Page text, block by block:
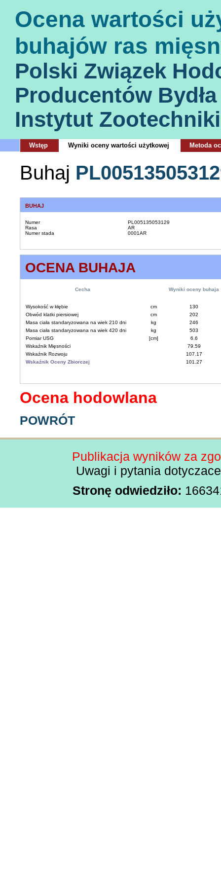
Ocena wartości
buhajów ras
Polski Związek
Producentów
Instytut
Wstęp Wyniki oceny wartości użytkowej Metoda
Buhaj
BUHAJ
Numer
PL005135053129
Rasa
AR
Numer stada
0001AR
OCENA BUHAJA
Cecha Wyniki oceny buhaja
Wysokość w kłębie cm
130
Obwód klatki piersiowej
cm
202
Masa ciała standaryzowana na wiek 210 dni
kg
246
Masa ciała standaryzowana na wiek 420 dni
kg
503
Pomiar USG
[cm]
6.6
Wskaźnik Mięsności
79.59
Wskaźnik Rozwoju
107.17
Wskaźnik Oceny Zbiorczej
101.27
Ocena hodowlana
POWRÓT
Publikacja wyników za
Uwagi i pytania
Stronę odwiedziło: